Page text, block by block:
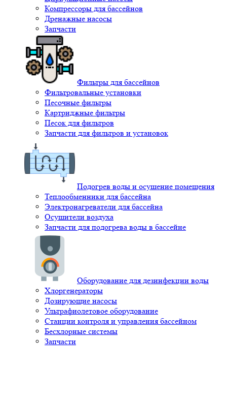
Компрессоры для бассейнов
Дренажные насосы
Запчасти
Фильтры для бассейнов
Фильтровальные установки
Песочные фильтры
Картриджные фильтры
Песок для фильтров
Запчасти для фильтров и установок
Подогрев воды и осушение помещения
Теплообменники для бассейна
Электронагреватели для бассейна
Осушители воздуха
Запчасти для подогрева воды в бассейне
Оборудование для дезинфекции воды
Хлоргенераторы
Дозирующие насосы
Ультрафиолетовое оборудование
Станции контроля и управления бассейном
Бесхлорные системы
Запчасти